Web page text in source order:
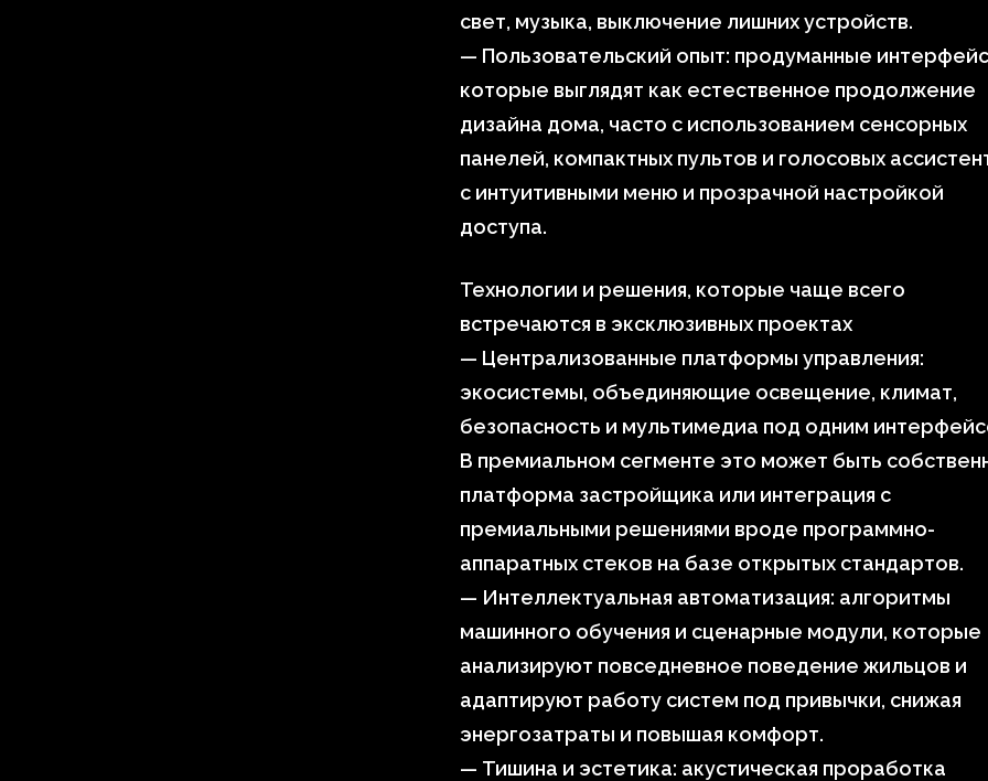
свет, музыка, выключение лишних устройств.
— Пользовательский опыт: продуманные
которые выглядят как естественное продолжение
дизайна дома, часто с использованием сенсорных
панелей, компактных пультов и голосовых
с интуитивными меню и прозрачной настройкой
доступа.
Технологии и решения, которые чаще всего
встречаются в эксклюзивных проектах
— Централизованные платформы управления:
экосистемы, объединяющие освещение, климат,
безопасность и мультимедиа под одним
В премиальном сегменте это может быть
платформа застройщика или интеграция с
премиальными решениями вроде программно-
аппаратных стеков на базе открытых стандартов.
— Интеллектуальная автоматизация: алгоритмы
машинного обучения и сценарные модули, которые
анализируют повседневное поведение жильцов и
адаптируют работу систем под привычки, снижая
энергозатраты и повышая комфорт.
— Тишина и эстетика: акустическая проработка